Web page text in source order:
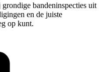
bandeninspecties uit
en de juiste
op kunt.